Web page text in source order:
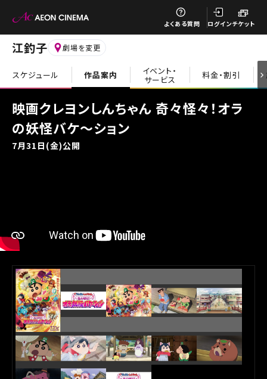
よくある質問 ログインチケット
江釣子 劇場を変更
スケジュール 作品案内 イベント・
サービス 料金・割引
映画クレヨンしんちゃん 奇々怪々！オラ
の妖怪バケ～ション
7月31日(金)公開
閉じる
閉じる